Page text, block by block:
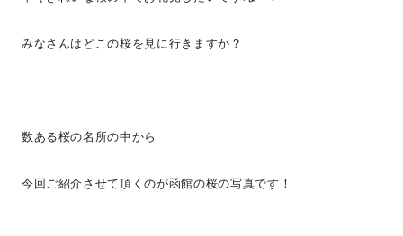
みなさんはどこの桜を見に行きますか？
数ある桜の名所の中から
今回ご紹介させて頂くのが函館の桜の写真です！